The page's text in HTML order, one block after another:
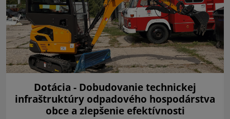
Dotácia - Dobudovanie technickej
infraštruktúry odpadového hospodárstva
obce a zlepšenie efektívnosti